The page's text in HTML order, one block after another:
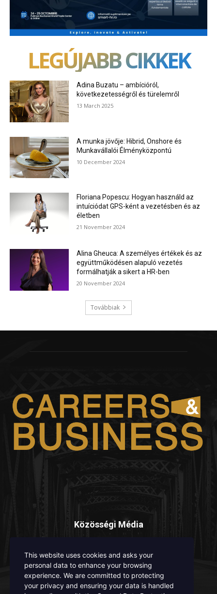
LEGÚJABB CIKKEK
Adina Buzatu – ambícióról,
következetességről és türelemről
13 March 2025
A munka jövője: Hibrid, Onshore és
Munkavállalói Élményközpontú
10 December 2024
Floriana Popescu: Hogyan használd az
intuíciódat GPS-ként a vezetésben és az
életben
21 November 2024
Alina Gheuca: A személyes értékek és az
együttműködésen alapuló vezetés
formálhatják a sikert a HR-ben
20 November 2024
Továbbiak
Közösségi Média
This website uses cookies and asks your
personal data to enhance your browsing
experience. We are committed to protecting
your privacy and ensuring your data is handled